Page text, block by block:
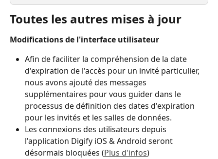
Toutes les autres mises à jour
Modifications de l'interface utilisateur
Afin de faciliter la compréhension de la date
d'expiration de l'accès pour un invité particulier,
nous avons ajouté des messages
supplémentaires pour vous guider dans le
processus de définition des dates d'expiration
pour les invités et les salles de données.
Les connexions des utilisateurs depuis
l'application Digify iOS & Android seront
désormais bloquées (Plus d'infos)